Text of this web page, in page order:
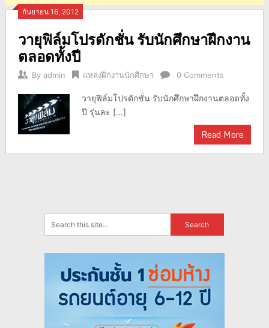
กันยายน 16, 2012
วายุฟิล์มโปรดักชั่น รับนักศึกษาฝึกงาน
ตลอดทั้งปี
By admin แหล่งฝึกงานนักศึกษา 0 Comments
วายุฟิล์มโปรดักชั่น รับนักศึกษาฝึกงานตลอดทั้ง
ปี รุ่นละ […]
Read More